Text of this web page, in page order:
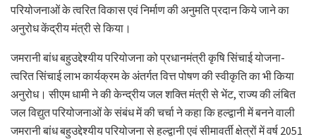
परियोजनाओं के त्वरित विकास एवं निर्माण की अनुमति प्रदान किये जाने का
अनुरोध केंद्रीय मंत्री से किया।
जमरानी बांध बहुउद्देश्यीय परियोजना को प्रधानमंत्री कृषि सिंचाई योजना-
त्वरित सिंचाई लाभ कार्यक्रम के अंतर्गत वित्त पोषण की स्वीकृति का भी किया
अनुरोध। सीएम धामी ने की केन्द्रीय जल शक्ति मंत्री से भेंट, राज्य की लंबित
जल विद्युत परियोजनाओं के संबंध में की चर्चा ने कहा कि हल्द्वानी में बनने वाली
जमरानी बांध बहुउद्देश्यीय परियोजना से हल्द्वानी एवं सीमावर्ती क्षेत्रों में वर्ष 2051